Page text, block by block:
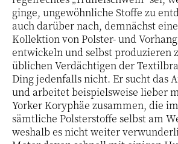
ginge, ungewöhnliche Stoffe zu
auch darüber nach, demnächst
Kollektion von Polster- und
entwickeln und selbst produzieren
üblichen Verdächtigen der
Ding jedenfalls nicht. Er sucht das
und arbeitet beispielsweise lieber
Yorker Koryphäe zusammen, die
sämtliche Polsterstoffe selbst am
weshalb es nicht weiter